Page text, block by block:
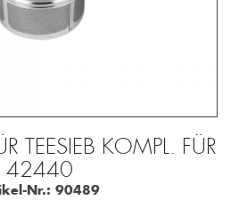
TEESIEB KOMPL. FÜR
42440
Nr.: 90489